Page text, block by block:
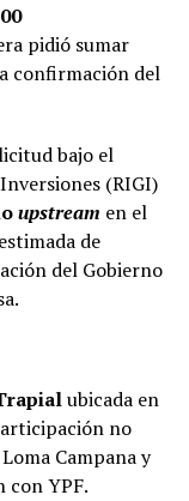
pidió sumar
confirmación del
bajo el
(RIGI)
upstream en el
de
del Gobierno
ubicada en
no
Campana y
con YPF.